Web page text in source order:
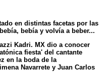
en distintas facetas por las
bebía y volvía a beber...
Kadri. MX dio a conocer
fiesta' del cantante
en la boda de la
Navarrete y Juan Carlos